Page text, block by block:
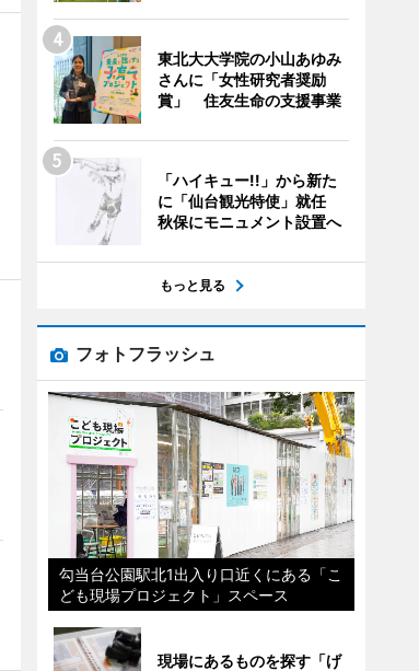
東北大大学院の小山あゆみ
さんに「女性研究者奨励
賞」 住友生命の支援事業
「ハイキュー!!」から新た
に「仙台観光特使」就任
秋保にモニュメント設置へ
もっと見る
フォトフラッシュ
勾当台公園駅北1出入り口近くにある「こ
ども現場プロジェクト」スペース
現場にあるものを探す「げ